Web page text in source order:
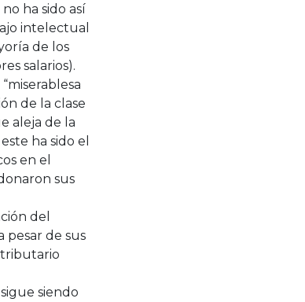
ha sido así
intelectual
de los
salarios).
de la clase
aleja de la
ha sido el
en el
sus
del
pesar de sus
siendo